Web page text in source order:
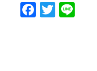
Facebook
Twitter